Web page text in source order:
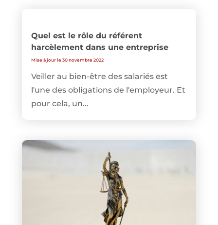
Quel est le rôle du référent
harcèlement dans une entreprise
Mise à jour le 30 novembre 2022
Veiller au bien-être des salariés est
l'une des obligations de l'employeur. Et
pour cela, un...